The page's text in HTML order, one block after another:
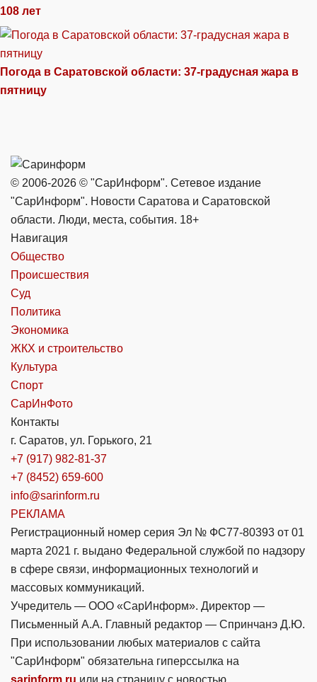
108 лет
Погода в Саратовской области: 37-градусная жара в
пятницу
© 2006-2026 © "СарИнформ". Сетевое издание
"СарИнформ". Новости Саратова и Саратовской
области. Люди, места, события. 18+
Навигация
Общество
Происшествия
Суд
Политика
Экономика
ЖКХ и строительство
Культура
Спорт
СарИнФото
Контакты
г. Саратов, ул. Горького, 21
+7 (917) 982-81-37
+7 (8452) 659-600
info@sarinform.ru
РЕКЛАМА
Регистрационный номер серия Эл № ФС77-80393 от 01
марта 2021 г. выдано Федеральной службой по надзору
в сфере связи, информационных технологий и
массовых коммуникаций.
Учредитель — ООО «СарИнформ». Директор —
Письменный А.А. Главный редактор — Спринчанэ Д.Ю.
При использовании любых материалов с сайта
"СарИнформ" обязательна гиперссылка на
sarinform.ru или на страницу с новостью.